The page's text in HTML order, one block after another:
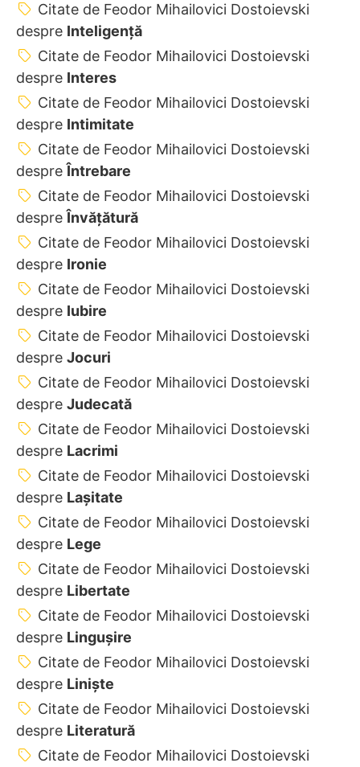
Citate de Feodor Mihailovici Dostoievski
despre Inteligență
Citate de Feodor Mihailovici Dostoievski
despre Interes
Citate de Feodor Mihailovici Dostoievski
despre Intimitate
Citate de Feodor Mihailovici Dostoievski
despreÎntrebare
Citate de Feodor Mihailovici Dostoievski
despreÎnvățătură
Citate de Feodor Mihailovici Dostoievski
despre Ironie
Citate de Feodor Mihailovici Dostoievski
despre Iubire
Citate de Feodor Mihailovici Dostoievski
despre Jocuri
Citate de Feodor Mihailovici Dostoievski
despre Judecată
Citate de Feodor Mihailovici Dostoievski
despre Lacrimi
Citate de Feodor Mihailovici Dostoievski
despre Lașitate
Citate de Feodor Mihailovici Dostoievski
despre Lege
Citate de Feodor Mihailovici Dostoievski
despre Libertate
Citate de Feodor Mihailovici Dostoievski
despre Lingușire
Citate de Feodor Mihailovici Dostoievski
despre Liniște
Citate de Feodor Mihailovici Dostoievski
despre Literatură
Citate de Feodor Mihailovici Dostoievski